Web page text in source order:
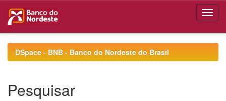
navigationDSpace - BNB - Banco do Nordeste do Brasil
Pesquisar